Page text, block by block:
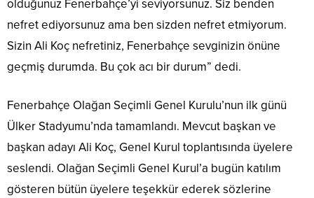
olduğunuz Fenerbahçe’yi seviyorsunuz. Siz benden
nefret ediyorsunuz ama ben sizden nefret etmiyorum.
Sizin Ali Koç nefretiniz, Fenerbahçe sevginizin önüne
geçmiş durumda. Bu çok acı bir durum” dedi.
Fenerbahçe Olağan Seçimli Genel Kurulu’nun ilk günü
Ülker Stadyumu’nda tamamlandı. Mevcut başkan ve
başkan adayı Ali Koç, Genel Kurul toplantısında üyelere
seslendi. Olağan Seçimli Genel Kurul’a bugün katılım
gösteren bütün üyelere teşekkür ederek sözlerine